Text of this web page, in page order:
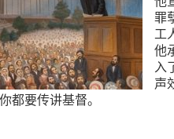
罪
工
他
入
声
都要传讲基督。